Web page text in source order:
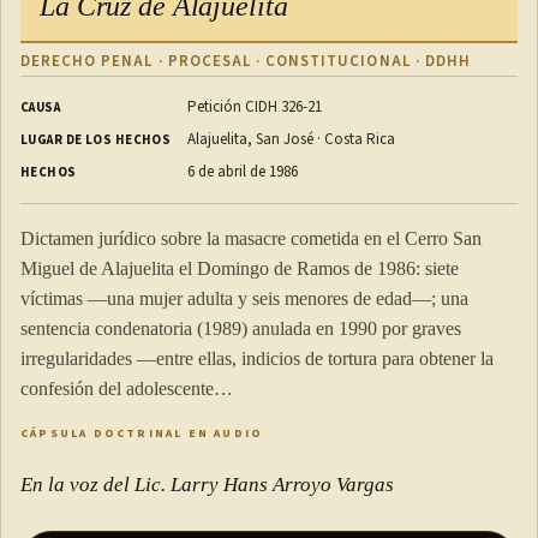
Comercio Justo de Costa Rica (CNCJ-CR), para el acceso a
mercado especializado, acompañado por una campaña de
mercadeo y promoción.
El reglamento de actuación de la presente ley establecerá las
condiciones de acreditación y vigencia de la certificación de
comercio justo nacional.
CAPÍTULO VI
EDUCACIÓN, INVESTIGACIÓN Y EXTENSIÓN
DERECHO PENAL · PROCESAL · CONSTITUCIONAL · DDHH
CAUSA Petición CIDH 326-21
LUGAR DE LOS HECHOS Alajuelita, San José · Costa Rica
HECHOS 6 de abril de 1986
Dictamen jurídico sobre la masacre cometida en el Cerro San
Miguel de Alajuelita el Domingo de Ramos de 1986: siete
víctimas —una mujer adulta y seis menores de edad—; una
sentencia condenatoria (1989) anulada en 1990 por graves
irregularidades —entre ellas, indicios de tortura para obtener la
confesión del adolescente…
CÁPSULA DOCTRINAL EN AUDIO
En la voz del Lic. Larry Hans Arroyo Vargas